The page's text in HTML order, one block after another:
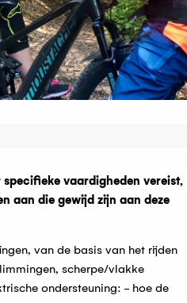
specifieke vaardigheden vereist,
aan die gewijd zijn aan deze
van de basis van het rijden
scherpe/vlakke
ondersteuning: - hoe de